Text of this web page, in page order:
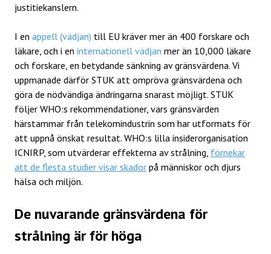
justitiekanslern.
I en appell (vädjan) till EU kräver mer än 400 forskare och
läkare, och i en internationell vädjan mer än 10,000 läkare
och forskare, en betydande sänkning av gränsvärdena. Vi
uppmanade därför STUK att ompröva gränsvärdena och
göra de nödvändiga ändringarna snarast möjligt. STUK
följer WHO:s rekommendationer, vars gränsvärden
härstammar från telekomindustrin som har utformats för
att uppnå önskat resultat. WHO:s lilla insiderorganisation
ICNIRP, som utvärderar effekterna av strålning, förnekar
att de flesta studier visar skador på människor och djurs
hälsa och miljön.
De nuvarande gränsvärdena för
strålning är för höga